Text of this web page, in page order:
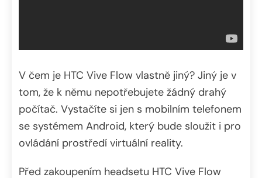
V čem je HTC Vive Flow vlastně jiný? Jiný je v
tom, že k němu nepotřebujete žádný drahý
počítač. Vystačíte si jen s mobilním telefonem
se systémem Android, který bude sloužit i pro
ovládání prostředí virtuální reality.
Před zakoupením headsetu HTC Vive Flow